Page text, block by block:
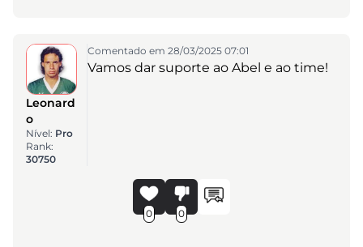
Leonard
o
Nível: Pro
Rank:
30750
Comentado em 28/03/2025 07:01
Vamos dar suporte ao Abel e ao time!
0 0